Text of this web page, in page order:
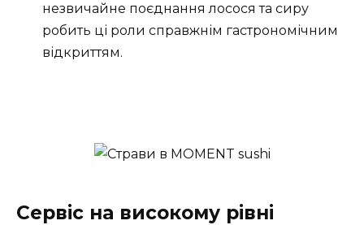
незвичайне поєднання лосося та сиру
робить ці роли справжнім гастрономічним
відкриттям.
Сервіс на високому рівні